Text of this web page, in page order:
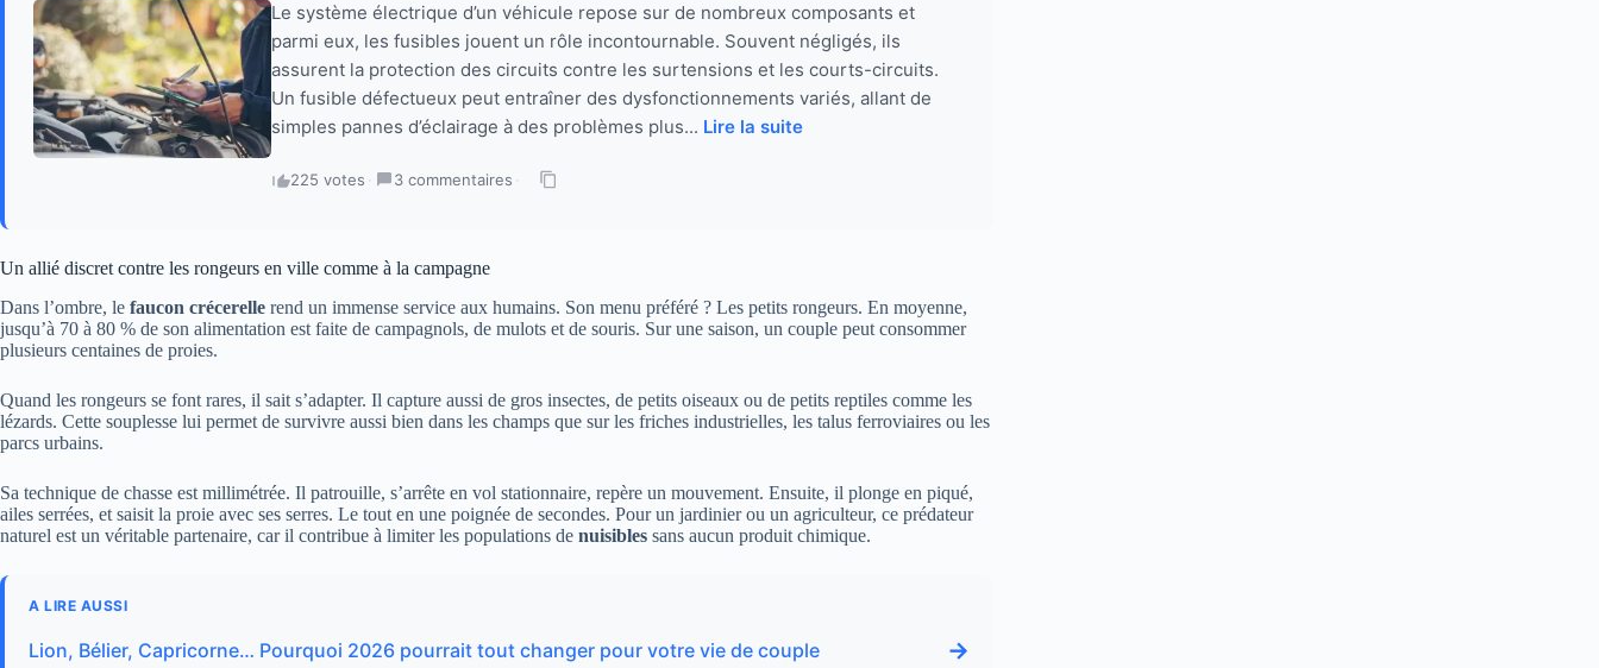
Le système électrique d’un véhicule repose sur de nombreux composants et
parmi eux, les fusibles jouent un rôle incontournable. Souvent négligés, ils
assurent la protection des circuits contre les surtensions et les courts-circuits.
Un fusible défectueux peut entraîner des dysfonctionnements variés, allant de
simples pannes d’éclairage à des problèmes plus... Lire la suite
225 votes · 3 commentaires ·
Un allié discret contre les rongeurs en ville comme à la campagne
Dans l’ombre, le faucon crécerelle rend un immense service aux humains. Son menu préféré ? Les petits rongeurs. En moyenne,
jusqu’à 70 à 80 % de son alimentation est faite de campagnols, de mulots et de souris. Sur une saison, un couple peut consommer
plusieurs centaines de proies.
Quand les rongeurs se font rares, il sait s’adapter. Il capture aussi de gros insectes, de petits oiseaux ou de petits reptiles comme les
lézards. Cette souplesse lui permet de survivre aussi bien dans les champs que sur les friches industrielles, les talus ferroviaires ou les
parcs urbains.
Sa technique de chasse est millimétrée. Il patrouille, s’arrête en vol stationnaire, repère un mouvement. Ensuite, il plonge en piqué,
ailes serrées, et saisit la proie avec ses serres. Le tout en une poignée de secondes. Pour un jardinier ou un agriculteur, ce prédateur
naturel est un véritable partenaire, car il contribue à limiter les populations de nuisibles sans aucun produit chimique.
A LIRE AUSSI
Lion, Bélier, Capricorne… Pourquoi 2026 pourrait tout changer pour votre vie de couple →